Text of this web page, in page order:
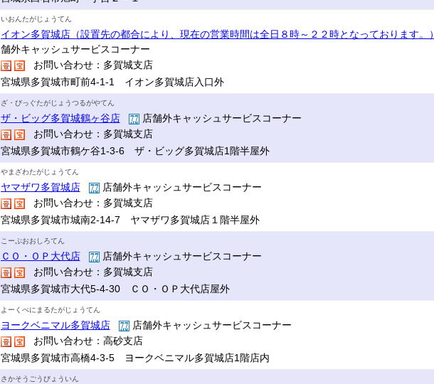
いおんたがじょうてん
イオン多賀城店（設置先の都合により、現在の営業時間は全日８時～２２時となっております。）
舗外キャッシュサービスコーナー
お問い合わせ：多賀城支店
宮城県多賀城市町前4-1-1 イオン多賀城店入口外
ざ・びっぐたがじょうつるがやてん
ザ・ビッグ多賀城鶴ヶ谷店
店舗外キャッシュサービスコーナー
お問い合わせ：多賀城支店
宮城県多賀城市鶴ケ谷1-3-6 ザ・ビッグ多賀城店1階半屋外
やまざわたがじょうてん
ヤマザワ多賀城店
店舗外キャッシュサービスコーナー
お問い合わせ：多賀城支店
宮城県多賀城市城南2-14-7 ヤマザワ多賀城店１階半屋外
こーぷおおしろてん
ＣＯ・ＯＰ大代店
店舗外キャッシュサービスコーナー
お問い合わせ：多賀城支店
宮城県多賀城市大代5-4-30 ＣＯ・ＯＰ大代店屋外
よーくべにまるたがじょうてん
ヨークベニマル多賀城店
店舗外キャッシュサービスコーナー
お問い合わせ：高砂支店
宮城県多賀城市高橋4-3-5 ヨークベニマル多賀城店1階店内
さかそうごうびょういん